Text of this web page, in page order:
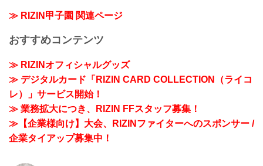
≫ RIZIN甲子園 関連ページ
おすすめコンテンツ
≫ RIZINオフィシャルグッズ
≫ デジタルカード「RIZIN CARD COLLECTION（ライコ
レ）」サービス開始！
≫ 業務拡大につき、RIZIN FFスタッフ募集！
≫【企業様向け】大会、RIZINファイターへのスポンサー /
企業タイアップ募集中！